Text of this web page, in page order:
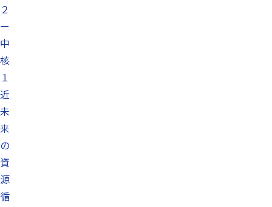
２
ー
中
核
１
近
未
来
の
資
源
循